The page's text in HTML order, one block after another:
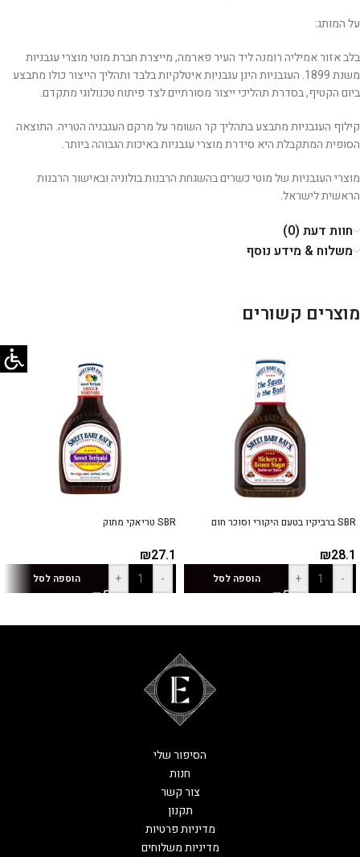
על המותג:
‬ביום‭ ‬הקטיף, ‬בסדרת‭ ‬תהליכי‭ ‬ייצור‭ ‬מסורתיים‭ ‬לצד‭ ‬פיתוח‭ ‬טכנולוגי‭ ‬מתקדם.
‬הסופית‭ ‬המתקבלת‭ ‬היא‭ ‬סידרת‭ ‬‬מוצרי‭ ‬עגבניות‭ ‬באיכות הגבוהה ביותר.
‬הראשית‭ ‬לישראל‭.‬
חוות דעת (0)
משלוח & מידע נוסף
מוצרים קשורים
SBR ברביקיו בטעם היקורי וסוכר חום
₪28.1
-
+ הוספה לסל
SBR טריאקי מתוק
₪27.1
-
+ הוספה לסל
הסיפור שלי
חנות
צור קשר
תקנון
מדיניות פרטיות
מדיניות משלוחים